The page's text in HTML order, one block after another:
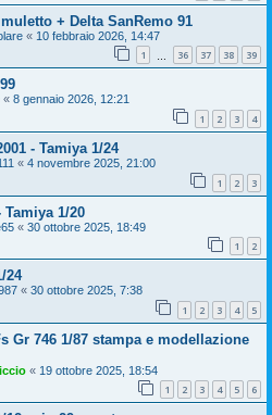
+ Delta SanRemo 91
« 10 febbraio 2026, 14:47
1 36 37 38 39
« 8 gennaio 2026, 12:21
1 2 3 4
- Tamiya 1/24
« 4 novembre 2025, 21:00
1 2 3
Tamiya 1/20
« 30 ottobre 2025, 18:49
1 2
24
« 30 ottobre 2025, 7:38
1 2 3 4 5
Gr 746 1/87 stampa e modellazione
« 19 ottobre 2025, 18:54
1 2 3 4 5 6